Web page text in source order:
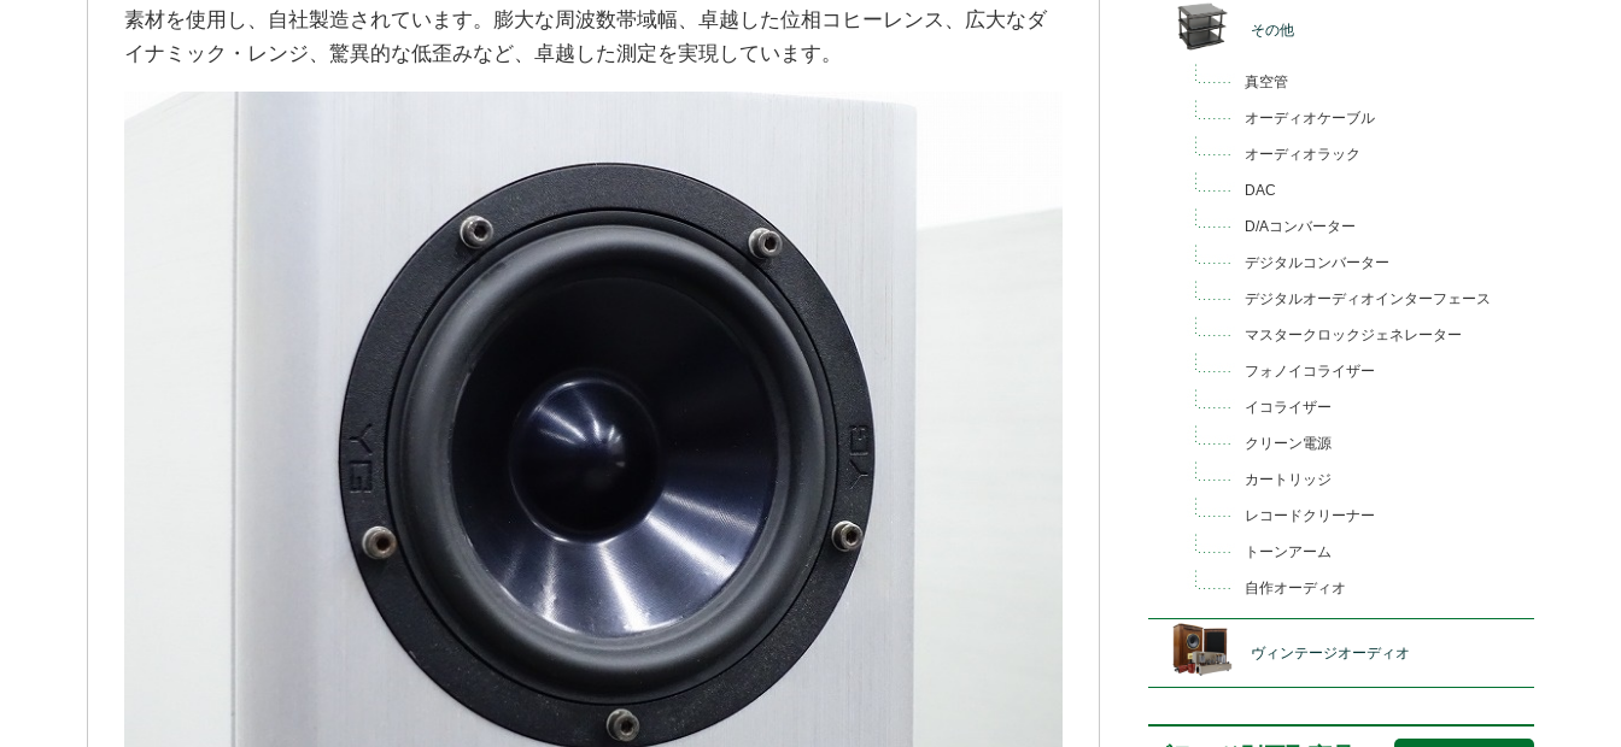
素材を使用し、自社製造されています。膨大な周波数帯域幅、卓越した位相コヒーレンス、広大なダ
イナミック・レンジ、驚異的な低歪みなど、卓越した測定を実現しています。
その他
真空管
オーディオケーブル
オーディオラック
DAC
D/Aコンバーター
デジタルコンバーター
デジタルオーディオインターフェース
マスタークロックジェネレーター
フォノイコライザー
イコライザー
クリーン電源
カートリッジ
レコードクリーナー
トーンアーム
自作オーディオ
ヴィンテージオーディオ